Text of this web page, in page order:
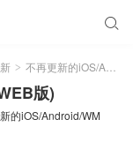

> 不再更新的iOS/Android/WM
版)
的iOS/Android/WM